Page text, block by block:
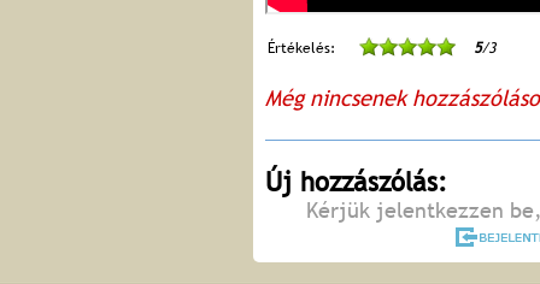
Értékelés: 5/3
Még nincsenek
Új hozzászólás:
Kérjük jelentkezzen